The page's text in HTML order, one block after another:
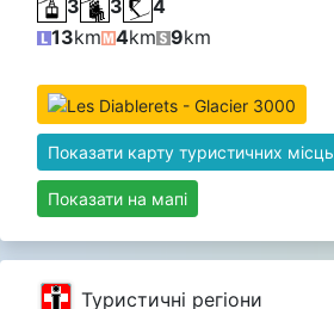
3 3
4
13km 4km 9km
Показати карту туристичних місць
Показати на мапі
Туристичні регіони